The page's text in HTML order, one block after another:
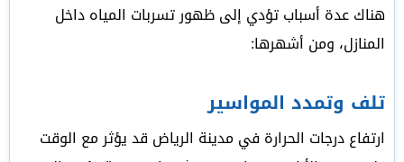
هناك عدة أسباب تؤدي إلى ظهور تسربات المياه داخل
المنازل، ومن أشهرها:
تلف وتمدد المواسير
ارتفاع درجات الحرارة في مدينة الرياض قد يؤثر مع الوقت